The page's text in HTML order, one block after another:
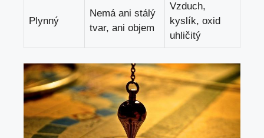
Plynný
Nemá ani stálý
tvar, ani objem
Vzduch,
kyslík, oxid
uhličitý